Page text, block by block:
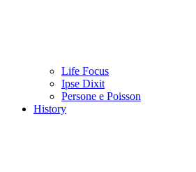
Life Focus
Ipse Dixit
Persone e Poisson
History